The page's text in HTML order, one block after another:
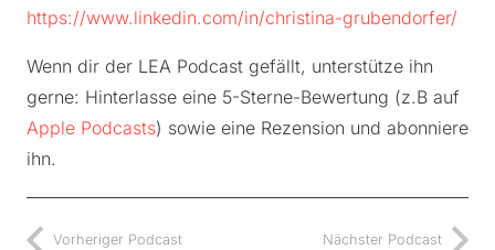
https://www.linkedin.com/in/christina-grubendorfer/
Wenn dir der LEA Podcast gefällt, unterstütze ihn
gerne: Hinterlasse eine 5-Sterne-Bewertung (z.B auf
Apple Podcasts) sowie eine Rezension und abonniere
ihn.
Vorheriger Podcast Nächster Podcast